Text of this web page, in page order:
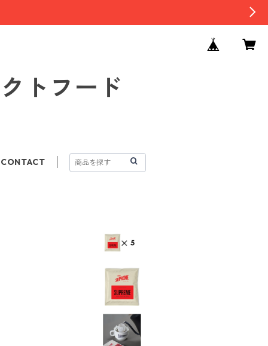
トフード
CONTACT